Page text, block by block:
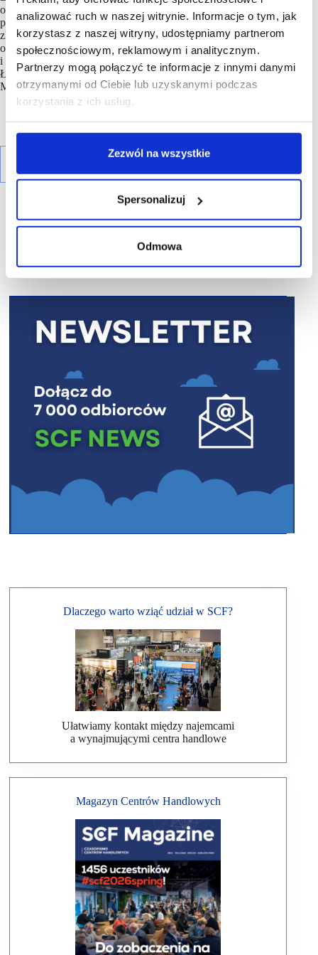
analizować ruch w naszej witrynie. Informacje o tym, jak
korzystasz z naszej witryny, udostępniamy partnerom
społecznościowym, reklamowym i analitycznym.
Partnerzy mogą połączyć te informacje z innymi danymi
otrzymanymi od Ciebie lub uzyskanymi podczas
korzystania z ich usług.
Zezwól na wszystkie
Spersonalizuj
Odmowa
oraz Posnania w Poznaniu. APSYS Polska zarządza obecnie
ponad 1 000 000 mkw. GLA w 23 obiektach handlowych
zlokalizowanych w 18 największych miastach w kraju
oraz biurowcem Arkada Business Park w Bydgoszczy
i kompleksem biurowym React zlokalizowanym w centrum
Łodzi. Apsys prowadzi także inwestycję mieszkaniową – Solea
Mieszkania przy Wyścigach na warszawskim Mokotowie.
R E K L A M A
Dlaczego warto wziąć udział w SCF?
Ułatwiamy kontakt między najemcami
a wynajmującymi centra handlowe
Magazyn Centrów Handlowych